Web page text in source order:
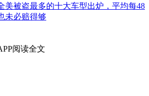
美被盗最多的十大车型出炉，平均每48
未必赔得够
阅读全文